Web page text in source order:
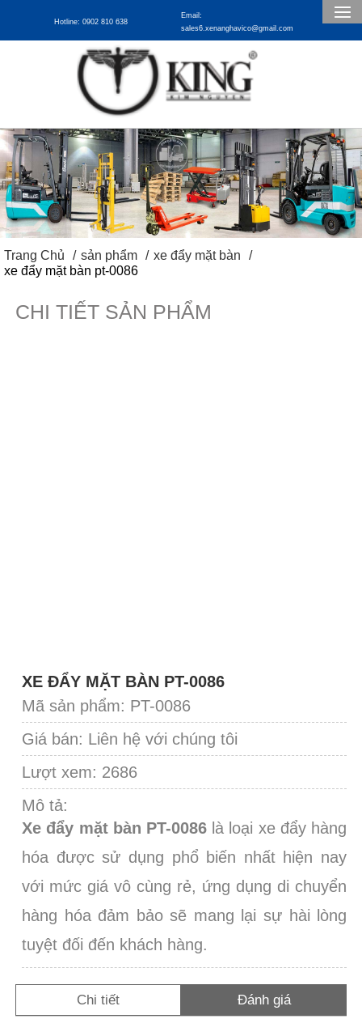
Hotline: 0902 810 638
Email:
sales6.xenanghavico@gmail.com
Trang Chủ sản phẩm
xe đẩy mặt bàn
xe đẩy mặt bàn pt-0086
CHI TIẾT SẢN PHẨM
XE ĐẨY MẶT BÀN PT-0086
Mã sản phẩm: PT-0086
Giá bán: Liên hệ với chúng tôi
Lượt xem: 2686
Mô tả:
Xe đẩy mặt bàn PT-0086 là loại xe đẩy hàng
hóa được sử dụng phổ biến nhất hiện nay
với mức giá vô cùng rẻ, ứng dụng di chuyển
hàng hóa đảm bảo sẽ mang lại sự hài lòng
tuyệt đối đến khách hàng.
Chi tiết Đánh giá